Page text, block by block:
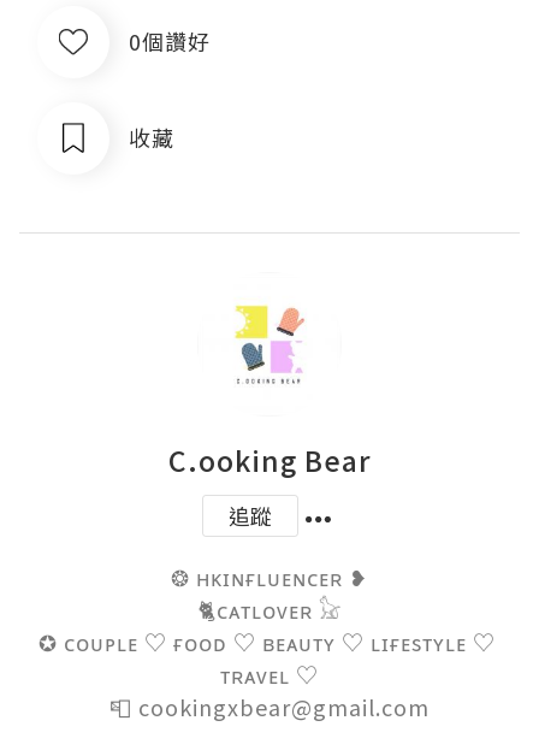
0個讚好
收藏
C.ooking Bear
追蹤
❂ ʜᴋɪɴғʟᴜᴇɴᴄᴇʀ ❥
🐈ᴄᴀᴛʟᴏᴠᴇʀ 𓃠
✪ ᴄᴏᴜᴘʟᴇ ♡ ғᴏᴏᴅ ♡ ʙᴇᴀᴜᴛʏ ♡ ʟɪғᴇsᴛʏʟᴇ ♡
ᴛʀᴀᴠᴇʟ ♡
📮 cookingxbear@gmail.com